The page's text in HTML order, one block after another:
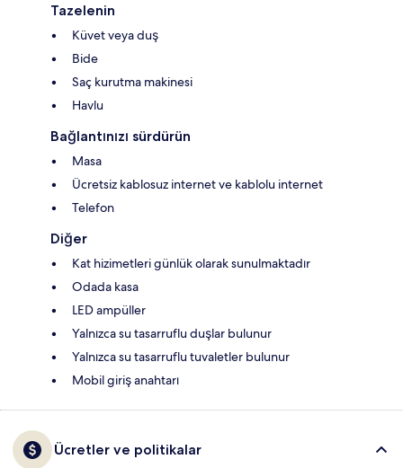
Tazelenin
Küvet veya duş
Bide
Saç kurutma makinesi
Havlu
Bağlantınızı sürdürün
Masa
Ücretsiz kablosuz internet ve kablolu internet
Telefon
Diğer
Kat hizimetleri günlük olarak sunulmaktadır
Odada kasa
LED ampüller
Yalnızca su tasarruflu duşlar bulunur
Yalnızca su tasarruflu tuvaletler bulunur
Mobil giriş anahtarı
Ücretler ve politikalar